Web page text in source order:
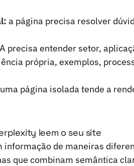
a página precisa resolver
precisa entender setor,
própria, exemplos,
uma página isolada tende a
leem o seu site
informação de maneiras
que combinam semântica